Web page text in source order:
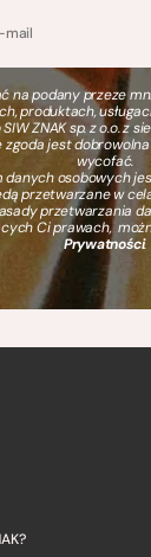
na podany przeze
produktach,
ZNAK sp. z o.o. z
zgoda jest
wycofać.
osobowych
przetwarzane w
przetwarzania
Ci prawach,
Prywatności.